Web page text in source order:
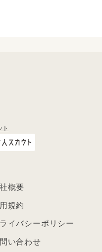
ト
概要
規約
イバシーポリシー
い合わせ